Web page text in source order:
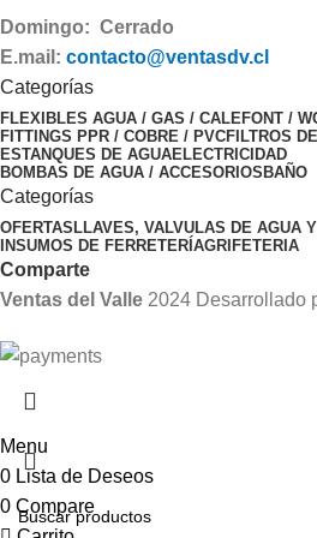
Domingo: Cerrado
E.mail: contacto@ventasdv.cl
Categorías
FLEXIBLES AGUA / GAS / CALEFONT /
FITTINGS PPR / COBRE / PVCFILTROS
ESTANQUES DE AGUAELECTRICIDAD
BOMBAS DE AGUA / ACCESORIOS BAÑO
Categorías
OFERTAS LLAVES, VALVULAS DE AGUA
INSUMOS DE FERRETERÍAGRIFETERIA
Comparte
Ventas del Valle 2024 Desarrollado
Menu
0 Lista de Deseos
0 Compare